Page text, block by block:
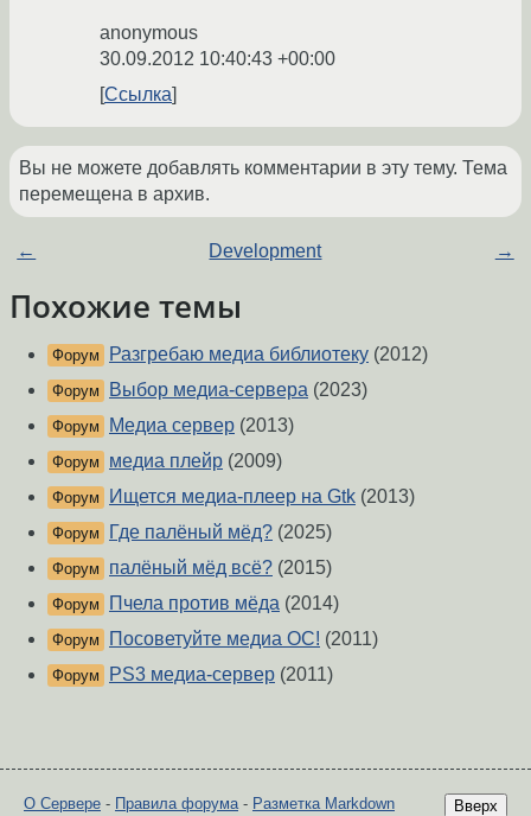
anonymous
30.09.2012 10:40:43 +00:00
Ссылка
Вы не можете добавлять комментарии в эту тему. Тема
перемещена в архив.
← Development →
Похожие темы
Форум Разгребаю медиа библиотеку (2012)
Форум Выбор медиа-сервера (2023)
Форум Медиа сервер (2013)
Форум медиа плейр (2009)
Форум Ищется медиа-плеер на Gtk (2013)
Форум Где палёный мёд? (2025)
Форум палёный мёд всё? (2015)
Форум Пчела против мёда (2014)
Форум Посоветуйте медиа ОС! (2011)
Форум PS3 медиа-сервер (2011)
Вверх
О Сервере - Правила форума- Разметка Markdown